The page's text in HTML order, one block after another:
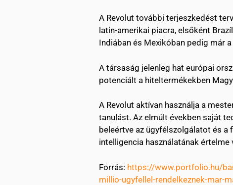
A Revolut további terjeszkedést
latin-amerikai piacra, elsőként
Indiában és Mexikóban pedig már
A társaság jelenleg hat európai
potenciált a hiteltermékekben
A Revolut aktívan használja a
tanulást. Az elmúlt években saját
beleértve az ügyfélszolgálatot és a
intelligencia használatának értelme
Forrás: https://www.portfolio.hu/
millio-ugyfellel-rendelkeznek-mar-